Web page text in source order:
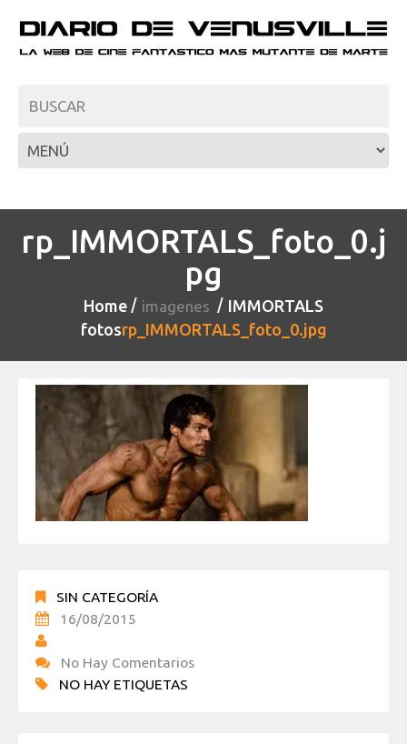
rp_IMMORTALS_foto_0.j
pg
Home imagenes
IMMORTALS
fotosrp_IMMORTALS_foto_0.jpg
SIN CATEGORÍA
16/08/2015
No Hay Comentarios
NO HAY ETIQUETAS